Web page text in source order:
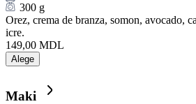
300 g
Orez, crema de branza, somon, avocado,
icre.
149,00 MDL
Alege
Maki